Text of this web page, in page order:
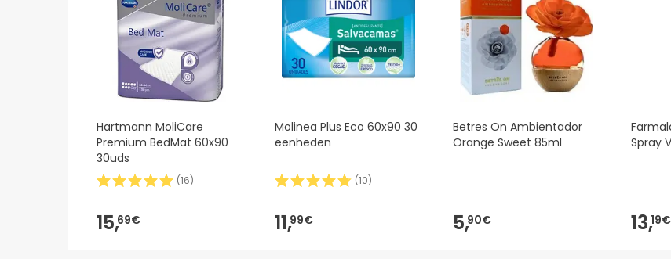
Hartmann MoliCare
Premium BedMat 60x90
30uds
(16)
15,69€
Molinea Plus Eco 60x90 30
eenheden
(10)
11,99€
Betres On Ambientador
Orange Sweet 85ml
5,90€
Spray
13,19€